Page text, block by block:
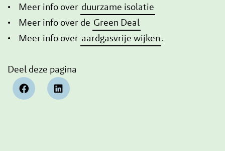
• Meer info over duurzame isolatie
• Meer info over de Green Deal
• Meer info over aardgasvrije wijken.
Deel deze pagina